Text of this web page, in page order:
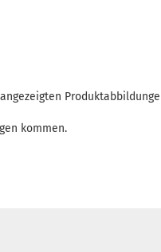
kommen.